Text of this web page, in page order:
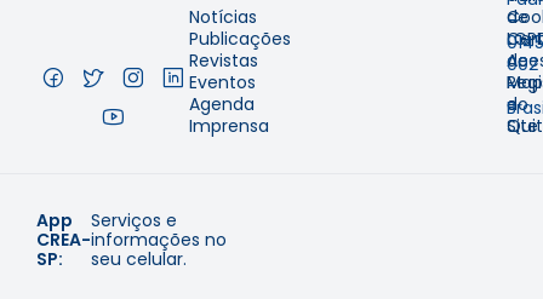
Notícias
Publicações
Revistas
Eventos
Agenda
Imprensa
de
de
e
do
Site
–
002
–
App
CREA-
SP:
Serviços e
informações no
seu celular.